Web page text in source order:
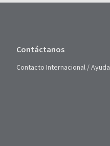
Contáctanos
Contacto Internacional / Ayuda